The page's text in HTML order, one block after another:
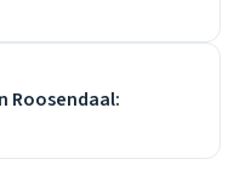
Roosendaal: